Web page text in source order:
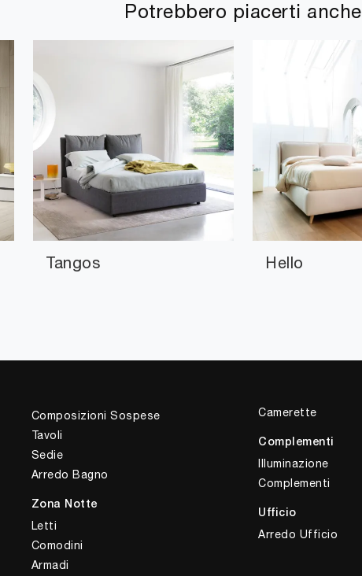
Potrebbero piacerti anche
Tangos Hello
Composizioni Sospese
Tavoli
Sedie
Arredo Bagno
Zona Notte
Letti
Comodini
Armadi
Camerette
Complementi
Illuminazione
Complementi
Ufficio
Arredo Ufficio